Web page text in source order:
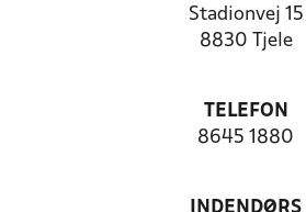
Stadionvej 15
8830 Tjele
TELEFON
8645 1880
INDENDØRS